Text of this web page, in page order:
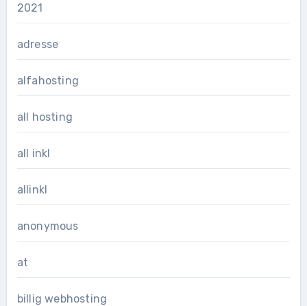
2021
adresse
alfahosting
all hosting
all inkl
allinkl
anonymous
at
billig webhosting